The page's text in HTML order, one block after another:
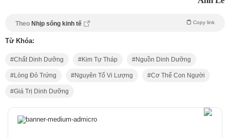
Theo Nhịp sống kinh tế Copy link
Từ Khóa:
Chất Dinh Dưỡng Kim Tự Tháp Nguồn Dinh Dưỡng
Lòng Đỏ Trứng Nguyên Tố Vi Lượng Cơ Thể Con Người
Giá Trị Dinh Dưỡng